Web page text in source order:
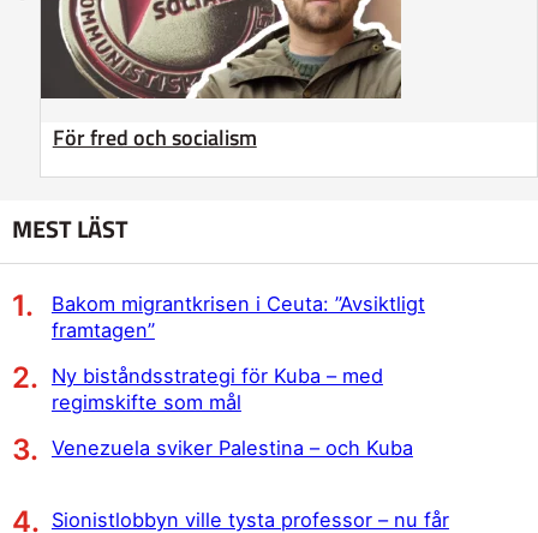
För fred och socialism
MEST LÄST
Bakom migrantkrisen i Ceuta: ”Avsiktligt
framtagen”
Ny biståndsstrategi för Kuba – med
regimskifte som mål
Venezuela sviker Palestina – och Kuba
Sionistlobbyn ville tysta professor – nu får